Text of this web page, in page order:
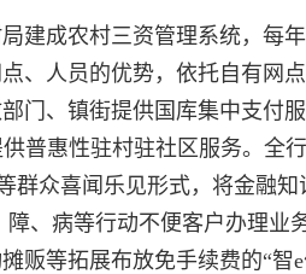
建成农村三资管理系统，每
、人员的优势，依托自有网
、镇街提供国库集中支付
普惠性驻村驻社区服务。全
群众喜闻乐见形式，将金融
、病等行动不便客户办理业
等拓展布放免手续费的“智